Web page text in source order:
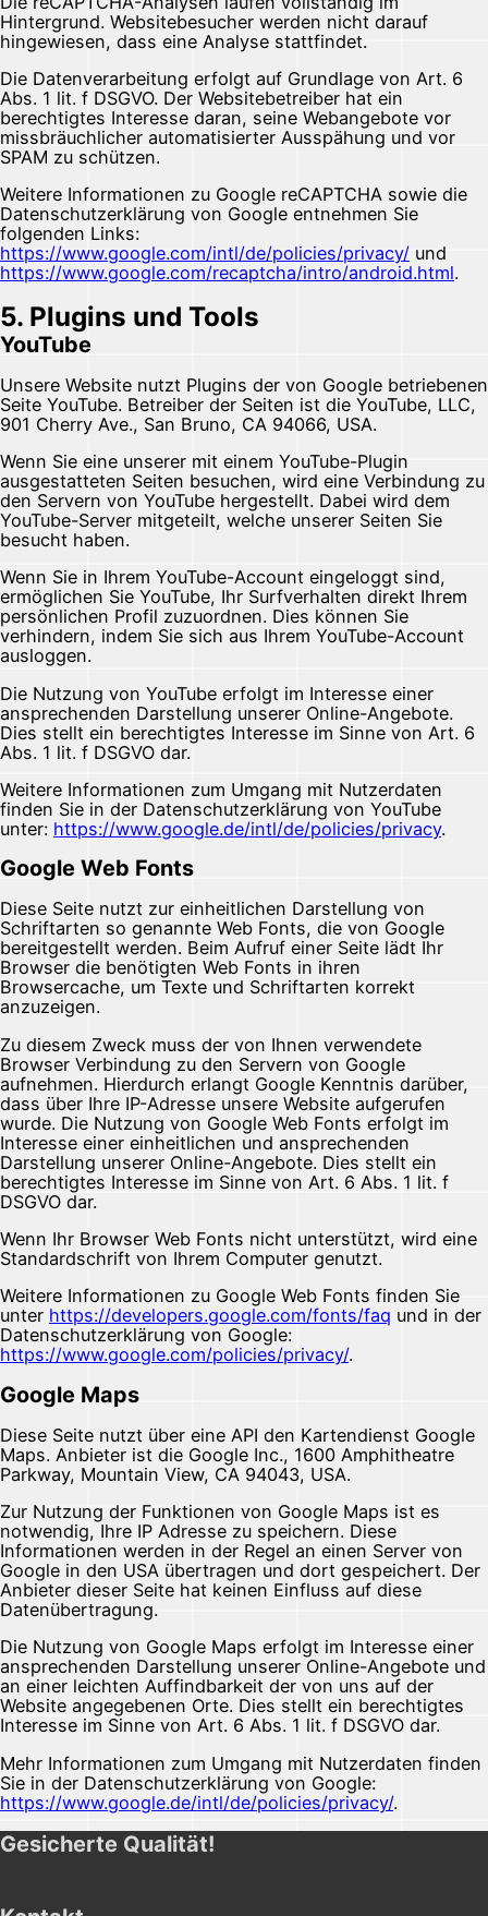
Hintergrund. Websitebesucher werden nicht darauf
hingewiesen, dass eine Analyse stattfindet.
Die Datenverarbeitung erfolgt auf Grundlage von Art. 6
Abs. 1 lit. f DSGVO. Der Websitebetreiber hat ein
berechtigtes Interesse daran, seine Webangebote vor
missbräuchlicher automatisierter Ausspähung und vor
SPAM zu schützen.
Weitere Informationen zu Google reCAPTCHA sowie die
Datenschutzerklärung von Google entnehmen Sie
folgenden Links:
https://www.google.com/intl/de/policies/privacy/ und
https://www.google.com/recaptcha/intro/android.html.
5. Plugins und Tools
YouTube
Unsere Website nutzt Plugins der von Google betriebenen
Seite YouTube. Betreiber der Seiten ist die YouTube, LLC,
901 Cherry Ave., San Bruno, CA 94066, USA.
Wenn Sie eine unserer mit einem YouTube-Plugin
ausgestatteten Seiten besuchen, wird eine Verbindung zu
den Servern von YouTube hergestellt. Dabei wird dem
YouTube-Server mitgeteilt, welche unserer Seiten Sie
besucht haben.
Wenn Sie in Ihrem YouTube-Account eingeloggt sind,
ermöglichen Sie YouTube, Ihr Surfverhalten direkt Ihrem
persönlichen Profil zuzuordnen. Dies können Sie
verhindern, indem Sie sich aus Ihrem YouTube-Account
ausloggen.
Die Nutzung von YouTube erfolgt im Interesse einer
ansprechenden Darstellung unserer Online-Angebote.
Dies stellt ein berechtigtes Interesse im Sinne von Art. 6
Abs. 1 lit. f DSGVO dar.
Weitere Informationen zum Umgang mit Nutzerdaten
finden Sie in der Datenschutzerklärung von YouTube
unter: https://www.google.de/intl/de/policies/privacy.
Google Web Fonts
Diese Seite nutzt zur einheitlichen Darstellung von
Schriftarten so genannte Web Fonts, die von Google
bereitgestellt werden. Beim Aufruf einer Seite lädt Ihr
Browser die benötigten Web Fonts in ihren
Browsercache, um Texte und Schriftarten korrekt
anzuzeigen.
Zu diesem Zweck muss der von Ihnen verwendete
Browser Verbindung zu den Servern von Google
aufnehmen. Hierdurch erlangt Google Kenntnis darüber,
dass über Ihre IP-Adresse unsere Website aufgerufen
wurde. Die Nutzung von Google Web Fonts erfolgt im
Interesse einer einheitlichen und ansprechenden
Darstellung unserer Online-Angebote. Dies stellt ein
berechtigtes Interesse im Sinne von Art. 6 Abs. 1 lit. f
DSGVO dar.
Wenn Ihr Browser Web Fonts nicht unterstützt, wird eine
Standardschrift von Ihrem Computer genutzt.
Weitere Informationen zu Google Web Fonts finden Sie
unter https://developers.google.com/fonts/faq und in der
Datenschutzerklärung von Google:
https://www.google.com/policies/privacy/.
Google Maps
Diese Seite nutzt über eine API den Kartendienst Google
Maps. Anbieter ist die Google Inc., 1600 Amphitheatre
Parkway, Mountain View, CA 94043, USA.
Zur Nutzung der Funktionen von Google Maps ist es
notwendig, Ihre IP Adresse zu speichern. Diese
Informationen werden in der Regel an einen Server von
Google in den USA übertragen und dort gespeichert. Der
Anbieter dieser Seite hat keinen Einfluss auf diese
Datenübertragung.
Die Nutzung von Google Maps erfolgt im Interesse einer
ansprechenden Darstellung unserer Online-Angebote und
an einer leichten Auffindbarkeit der von uns auf der
Website angegebenen Orte. Dies stellt ein berechtigtes
Interesse im Sinne von Art. 6 Abs. 1 lit. f DSGVO dar.
Mehr Informationen zum Umgang mit Nutzerdaten finden
Sie in der Datenschutzerklärung von Google:
https://www.google.de/intl/de/policies/privacy/.
Gesicherte Qualität!